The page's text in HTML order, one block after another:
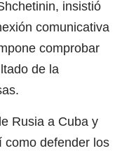
insistió
comunicativa
comprobar
de la
Rusia a Cuba y
como defender los